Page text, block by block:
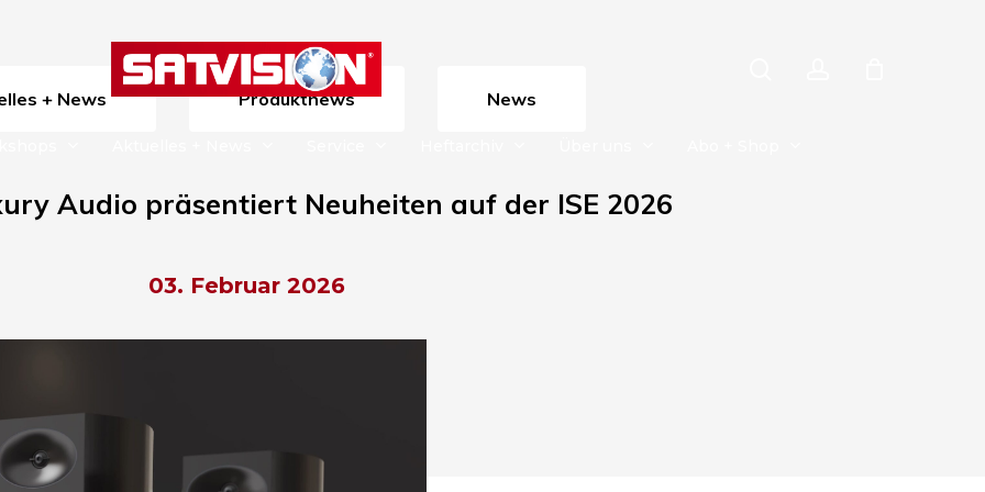
+ News Produktnews News
Audio präsentiert Neuheiten auf der ISE 2026
03. Februar 2026